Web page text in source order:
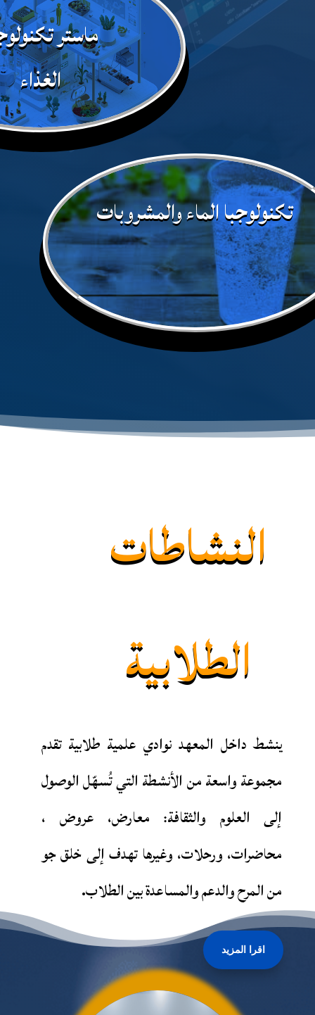
ماستر
الغذاء
تكنولوجبا الماء والمشروبات
النشاطات
الطلابية
ينشط داخل المعهد نوادي علمية طلابية تقدم
مجموعة واسعة من الأنشطة التي تُسهّل الوصول
إلى العلوم والثقافة: معارض، عروض ،
محاضرات، ورحلات، وغيرها تهدف إلى خلق جو
من المرح والدعم والمساعدة بين الطلاب.
اقرا المزيد